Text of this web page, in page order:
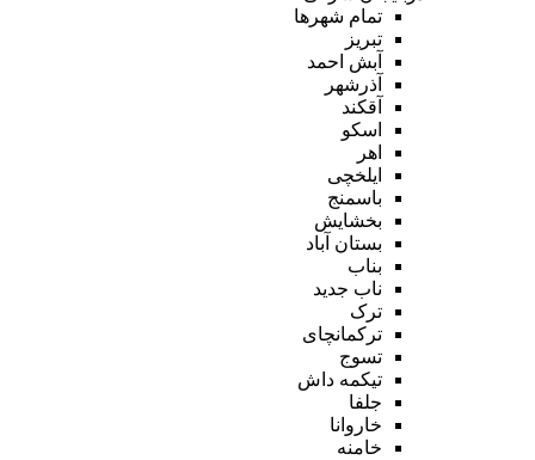
تمام شهر‌ها
تبریز
آبش احمد
آذرشهر
آقکند
اسکو
اهر
ایلخچی
باسمنج
بخشایش
بستان آباد
بناب
ناب جدید
ترک
ترکمانچای
تسوج
تیکمه داش
جلفا
خاروانا
خامنه